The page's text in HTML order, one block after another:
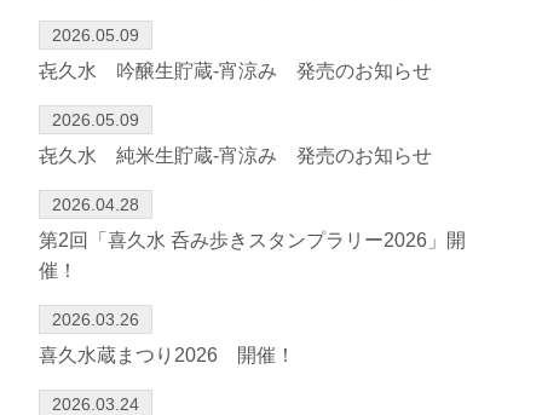
2026.05.09
㐂久水 吟醸生貯蔵-宵涼み 発売のお知らせ
2026.05.09
㐂久水 純米生貯蔵-宵涼み 発売のお知らせ
2026.04.28
第2回「喜久水 呑み歩きスタンプラリー2026」開
催！
2026.03.26
喜久水蔵まつり2026 開催！
2026.03.24